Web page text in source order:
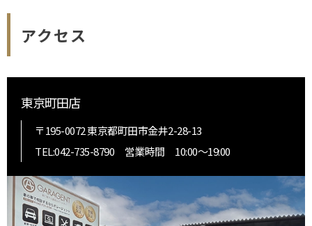
アクセス
東京町田店
〒195-0072 東京都町田市金井2-28-13
TEL:042-735-8790 営業時間 10:00～19:00